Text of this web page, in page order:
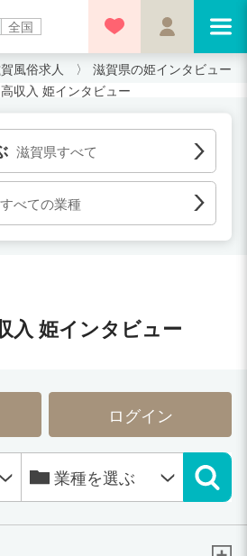
全国
風俗求人
滋賀県の姫インタビュー
収入 姫インタビュー
滋賀県すべて
すべての業種
入 姫インタビュー
ログイン